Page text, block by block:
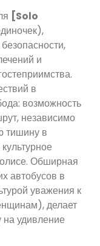
[Solo
и
в
возможность
независимо
тишину в
Обширная
автобусов в
уважения к
делает
на удивление